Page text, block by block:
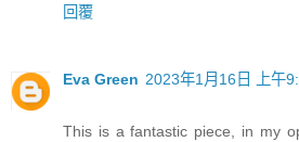
回覆
Eva Green 2023年1月16日 上午
This is a fantastic piece, in my